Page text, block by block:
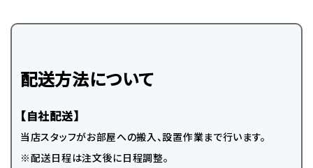
配送方法について
【自社配送】
当店スタッフがお部屋への搬入、設置作業まで行います。
※配送日程は注文後に日程調整。